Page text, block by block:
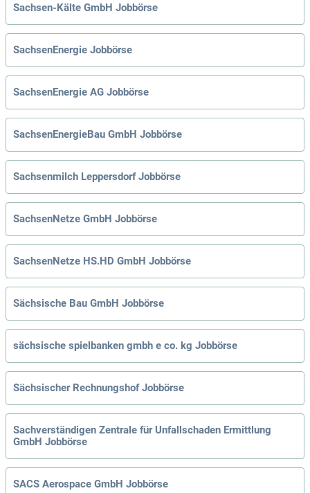
Sachsen-Kälte GmbH Jobbörse
SachsenEnergie Jobbörse
SachsenEnergie AG Jobbörse
SachsenEnergieBau GmbH Jobbörse
Sachsenmilch Leppersdorf Jobbörse
SachsenNetze GmbH Jobbörse
SachsenNetze HS.HD GmbH Jobbörse
Sächsische Bau GmbH Jobbörse
sächsische spielbanken gmbh e co. kg Jobbörse
Sächsischer Rechnungshof Jobbörse
Sachverständigen Zentrale für Unfallschaden Ermittlung
GmbH Jobbörse
SACS Aerospace GmbH Jobbörse